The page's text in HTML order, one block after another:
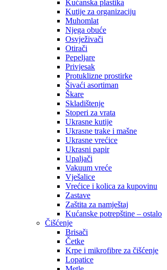
Kućanska plastika
Kutije za organizaciju
Muhomlat
Njega obuće
Osvježivači
Otirači
Pepeljare
Privjesak
Protuklizne prostirke
Šivaći asortiman
Škare
Skladištenje
Stoperi za vrata
Ukrasne kutije
Ukrasne trake i mašne
Ukrasne vrećice
Ukrasni papir
Upaljači
Vakuum vreće
Vješalice
Vrećice i kolica za kupovinu
Zastave
Zaštita za namještaj
Kućanske potrepštine – ostalo
Čišćenje
Brisači
Četke
Krpe i mikrofibre za čišćenje
Lopatice